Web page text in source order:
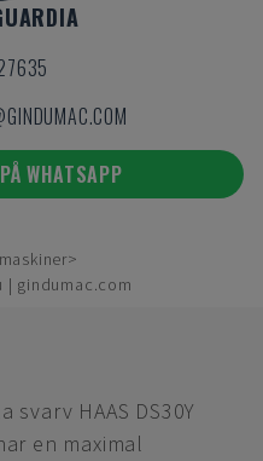
WHATSAPP
| gindumac.com
HAAS DS30Y
en maximal